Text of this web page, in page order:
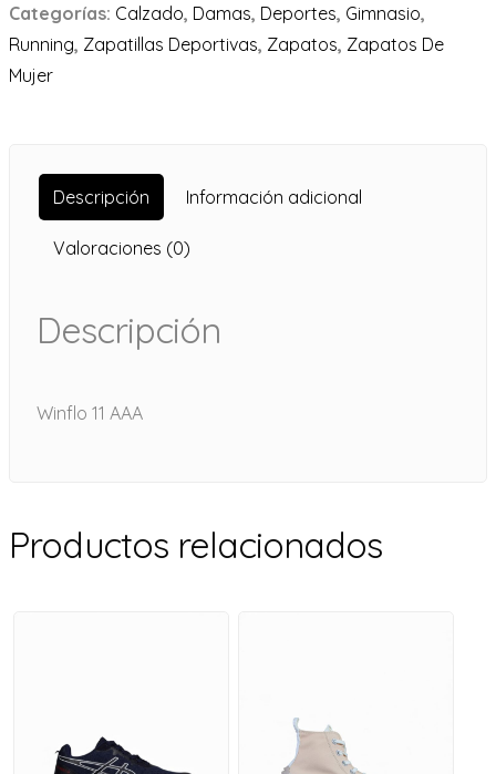
Categorías: Calzado, Damas, Deportes, Gimnasio,
Running, Zapatillas Deportivas, Zapatos, Zapatos De
Mujer
Descripción Información adicional
Valoraciones (0)
Descripción
Winflo 11 AAA
Productos relacionados